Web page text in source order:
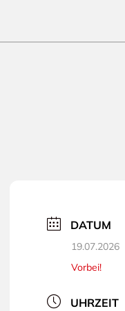
DATUM
19.07.2026
Vorbei!
UHRZEIT